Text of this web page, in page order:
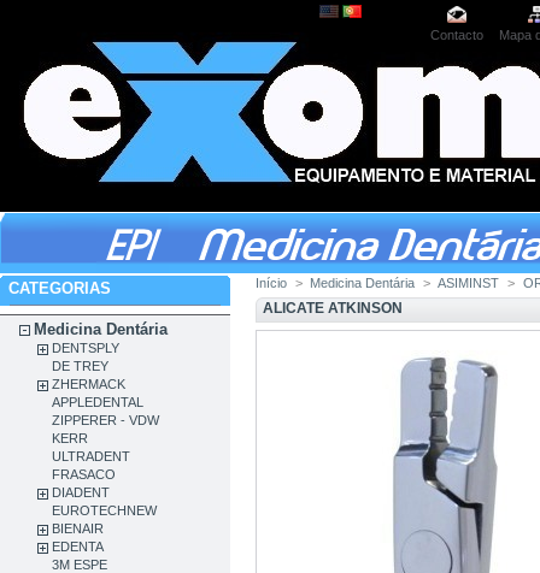
Contacto Mapa
CATEGORIAS
Medicina Dentária
DENTSPLY
DE TREY
ZHERMACK
APPLEDENTAL
ZIPPERER - VDW
KERR
ULTRADENT
FRASACO
DIADENT
EUROTECHNEW
BIENAIR
EDENTA
3M ESPE
Início > Medicina Dentária > ASIMINST >
ALICATE ATKINSON